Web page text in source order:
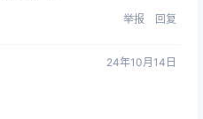
举报 回复
24年10月14日